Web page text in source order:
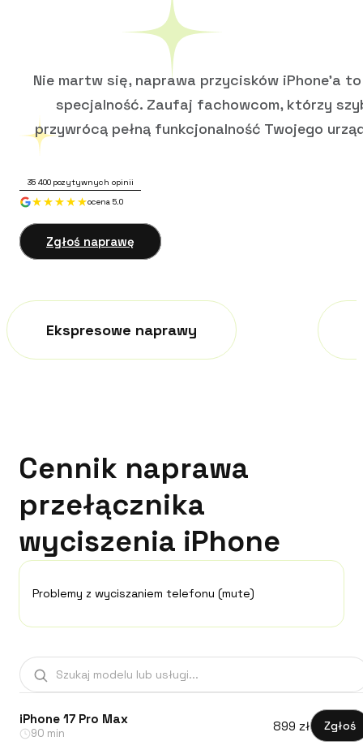
Nie martw się, naprawa przycisków iPhone’a
specjalność. Zaufaj fachowcom, którzy
przywrócą pełną funkcjonalność Twojego
35 400 pozytywnych opinii
ocena 5.0
Zgłoś naprawę
Ekspresowe naprawy
Cennik naprawa
przełącznika
wyciszenia iPhone
Problemy z wyciszaniem telefonu (mute)
iPhone 17 Pro Max
90 min 899 zł Zgłoś